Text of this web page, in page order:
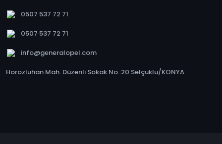
0507 537 72 71
0507 537 72 71
info@generalopel.com
Horozluhan Mah. Düzenli Sokak No.:20 Selçuklu/KONYA